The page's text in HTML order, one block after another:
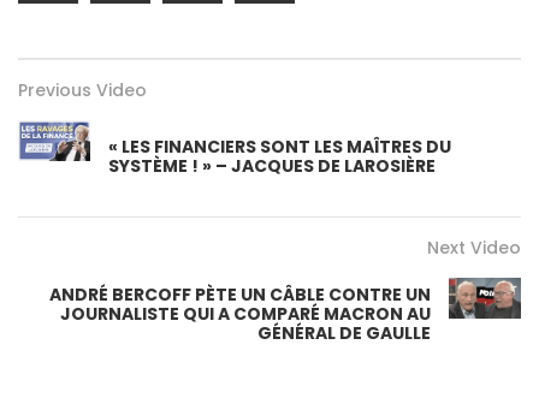
Previous Video
« LES FINANCIERS SONT LES MAÎTRES DU
SYSTÈME ! » – JACQUES DE LAROSIÈRE
Next Video
ANDRÉ BERCOFF PÈTE UN CÂBLE CONTRE UN
JOURNALISTE QUI A COMPARÉ MACRON AU
GÉNÉRAL DE GAULLE